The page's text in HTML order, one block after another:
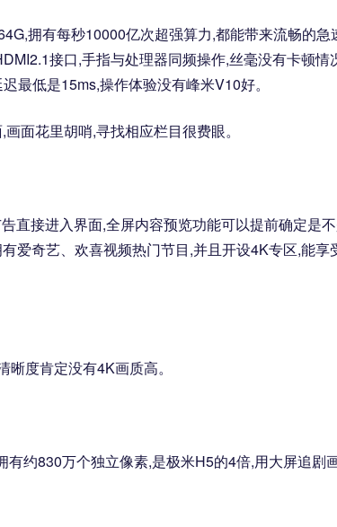
拥有每秒10000亿次超强算力,都能带来流畅的急
接口,手指与处理器同频操作,丝毫没有卡顿情
最低是15ms,操作体验没有峰米V10好。
面花里胡哨,寻找相应栏目很费眼。
直接进入界面,全屏内容预览功能可以提前确定是
爱奇艺、欢喜视频热门节目,并且开设4K专区,能享
度肯定没有4K画质高。
约830万个独立像素,是极米H5的4倍,用大屏追剧